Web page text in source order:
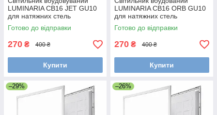
LUMINARIA СВ16 JET GU10
для натяжних стель
Ø112х60мм
Готово до відправки
270 ₴ 400 ₴
Купити
LUMINARIA СВ16 ORB GU10
для натяжних стель
Ø112х60мм
Готово до відправки
270 ₴ 400 ₴
Купити
–29% –26%